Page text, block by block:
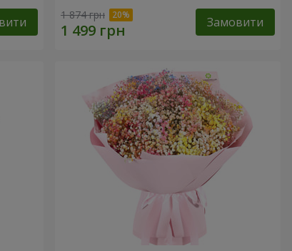
1 874 грн Замовити